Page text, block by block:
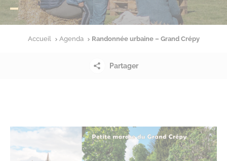
Accueil Agenda Randonnée urbaine – Grand Crépy
Partager